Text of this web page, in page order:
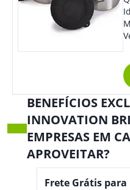
BENEFÍCIOS
INNOVATION
EMPRESAS EM
APROVEITAR?
Frete Grátis para